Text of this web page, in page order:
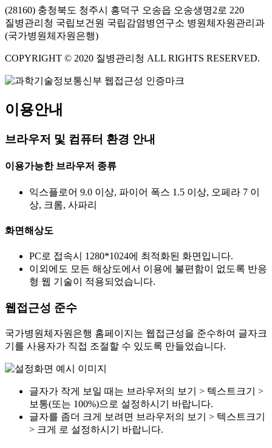
(28160) 충청북도 청주시 흥덕구 오송읍 오송생명2로 220
질병관리청 국립보건원 국립감염병연구소 병원체자원관리과
(국가병원체자원은행)
COPYRIGHT © 2020 질병관리청 ALL RIGHTS RESERVED.
이용안내
브라우저 및 컴퓨터 환경 안내
이용가능한 브라우저 종류
익스플로어 9.0 이상, 파이어 폭스 1.5 이상, 오페라 7 이
상, 크롬, 사파리
화면해상도
PC로 접속시 1280*1024에 최적화된 화면입니다.
이외에도 모든 해상도에서 이용에 불편함이 없도록 반응
형 웹 기술이 적용되었습니다.
웹접근성 준수
국가병원체자원은행 홈페이지는 웹접근성을 준수하여 글자크
기를 사용자가 직접 조절할 수 있도록 만들었습니다.
글자가 작게 보일 때는 브라우저의 보기 > 텍스트크기 >
보통(또는 100%)으로 설정하시기 바랍니다.
글자를 좀더 크게 보려면 브라우저의 보기 > 텍스트크기
> 크게 로 설정하시기 바랍니다.